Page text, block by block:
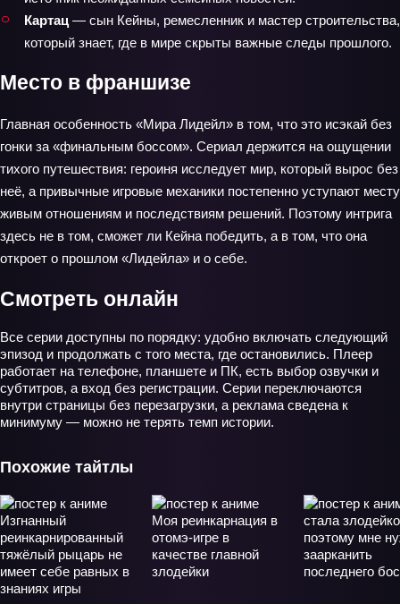
Картац — сын Кейны, ремесленник и мастер строительства,
который знает, где в мире скрыты важные следы прошлого.
Место в франшизе
Главная особенность «Мира Лидейл» в том, что это исэкай без
гонки за «финальным боссом». Сериал держится на ощущении
тихого путешествия: героиня исследует мир, который вырос без
неё, а привычные игровые механики постепенно уступают месту
живым отношениям и последствиям решений. Поэтому интрига
здесь не в том, сможет ли Кейна победить, а в том, что она
откроет о прошлом «Лидейла» и о себе.
Смотреть онлайн
Все серии доступны по порядку: удобно включать следующий
эпизод и продолжать с того места, где остановились. Плеер
работает на телефоне, планшете и ПК, есть выбор озвучки и
субтитров, а вход без регистрации. Серии переключаются
внутри страницы без перезагрузки, а реклама сведена к
минимуму — можно не терять темп истории.
Похожие тайтлы